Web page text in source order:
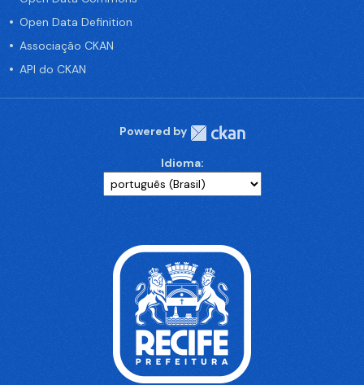
Open Data Definition
Associação CKAN
API do CKAN
Powered by
Idioma